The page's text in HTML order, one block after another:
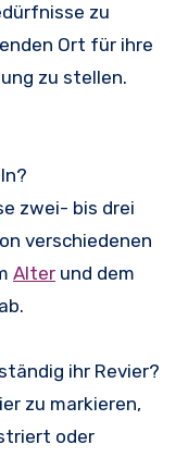
zu
Ort für ihre
zu stellen.
zwei- bis drei
verschiedenen
Alter und dem
ihr Revier?
zu markieren,
oder